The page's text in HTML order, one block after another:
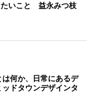
たいこと 益永みつ枝
は何か、日常にあるデ
ドタウンデザインタ